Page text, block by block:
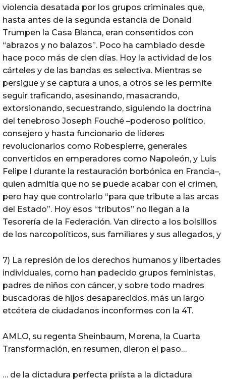
violencia desatada por los grupos criminales que,
hasta antes de la segunda estancia de Donald
Trumpen la Casa Blanca, eran consentidos con
“abrazos y no balazos”. Poco ha cambiado desde
hace poco más de cien días. Hoy la actividad de los
cárteles y de las bandas es selectiva. Mientras se
persigue y se captura a unos, a otros se les permite
seguir traficando, asesinando, masacrando,
extorsionando, secuestrando, siguiendo la doctrina
del tenebroso Joseph Fouché –poderoso político,
consejero y hasta funcionario de líderes
revolucionarios como Robespierre, generales
convertidos en emperadores como Napoleón, y Luis
Felipe I durante la restauración borbónica en Francia–,
quien admitía que no se puede acabar con el crimen,
pero hay que controlarlo “para que tribute a las arcas
del Estado”. Hoy esos “tributos” no llegan a la
Tesorería de la Federación. Van directo a los bolsillos
de los narcopolíticos, sus familiares y sus allegados, y
7) La represión de los derechos humanos y libertades
individuales, como han padecido grupos feministas,
padres de niños con cáncer, y sobre todo madres
buscadoras de hijos desaparecidos, más un largo
etcétera de ciudadanos inconformes con la 4T.
AMLO, su regenta Sheinbaum, Morena, la Cuarta
Transformación, en resumen, dieron el paso…
… de la dictadura perfecta priísta a la dictadura